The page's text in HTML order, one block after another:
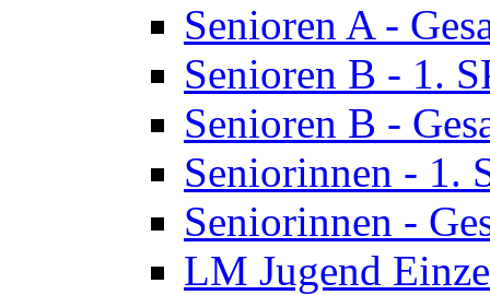
Senioren A -
Senioren B - 1.
Senioren B -
Seniorinnen - 1.
Seniorinnen -
LM Jugend